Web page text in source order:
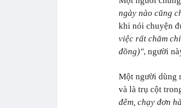
ngày nào cũng
khi nói chuyện
việc rất chăm
đồng)", người
Một người dùng
và là trụ cột
đêm, chạy đơn